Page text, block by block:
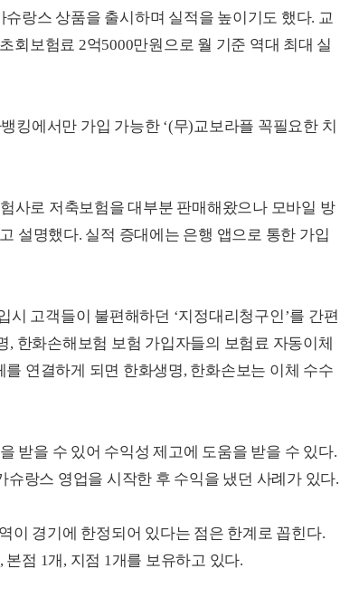
랑스 상품을 출시하며 실적을 높이기도 했다. 교
회보험료 2억5000만원으로 월 기준 역대 최대 실
킹에서만 가입 가능한 ‘(무)교보라플 꼭필요한 치
사로 저축보험을 대부분 판매해왔으나 모바일 방
설명했다. 실적 증대에는 은행 앱으로 통한 가입
고객들이 불편해하던 ‘지정대리청구인’를 간편
한화손해보험 보험 가입자들의 보험료 자동이체
연결하게 되면 한화생명, 한화손보는 이체 수수
받을 수 있어 수익성 제고에 도움을 받을 수 있다.
랑스 영업을 시작한 후 수익을 냈던 사례가 있다.
이 경기에 한정되어 있다는 점은 한계로 꼽힌다.
점 1개, 지점 1개를 보유하고 있다.